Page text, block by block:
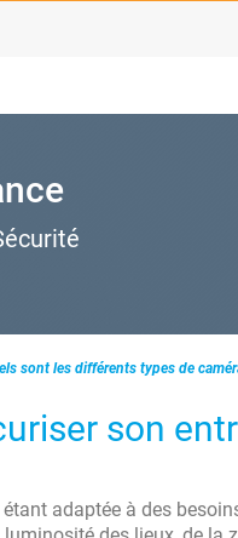
sont les différents types de
son
étant adaptée à des